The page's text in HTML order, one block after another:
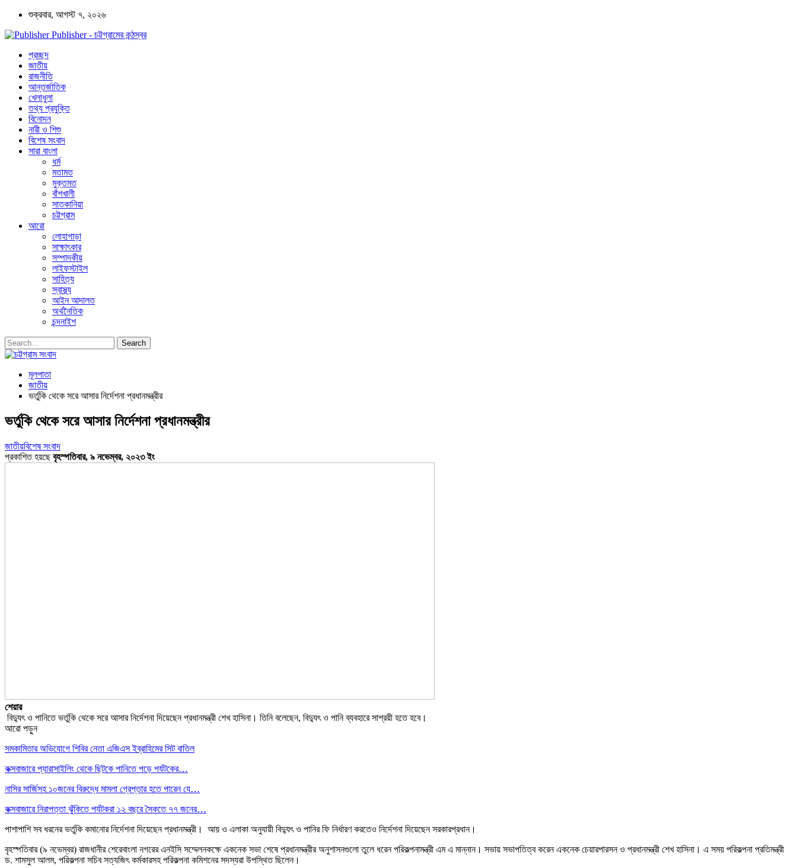
শুক্রবার, আগস্ট ৭, ২০২৬
Publisher - চট্টগ্রামের কন্ঠস্বর
প্রচ্ছদ
জাতীয়
রাজনীতি
আন্তর্জাতিক
খেলাধুলা
তথ্য প্রযুক্তি
বিনোদন
নারী ও শিশু
বিশেষ সংবাদ
সারা বাংলা
ধর্ম
মতামত
মুক্তমত
বাঁশখালী
সাতকানিয়া
চট্টগ্রাম
আরো
লোহাগাড়া
সাক্ষাৎকার
সম্পাদকীয়
লাইফস্টাইল
সাহিত্য
স্বাস্থ্য
আইন আদালত
অর্থনৈতিক
চন্দনাইশ
মূলপাতা
জাতীয়
ভর্তুকি থেকে সরে আসার নির্দেশনা প্রধানমন্ত্রীর
ভর্তুকি থেকে সরে আসার নির্দেশনা প্রধানমন্ত্রীর
জাতীয়বিশেষ সংবাদ
প্রকাশিত হয়ছেবৃহস্পতিবার, ৯ নভেম্বর, ২০২৩ ইং
শেয়ার
বিদ্যুৎ ও পানিতে ভর্তুকি থেকে সরে আসার নির্দেশনা দিয়েছেন প্রধানমন্ত্রী শেখ হাসিনা। তিনি বলেছেন, বিদ্যুৎ ও পানি ব্যবহারে সাশ্রয়ী হতে হবে।
আরো পড়ুন
সমকামিতার অভিযোগে শিবির নেতা এজিএস ইব্রাহিমের সিট বাতিল
কক্সবাজারে প্যারাসাইলিং থেকে ছিটকে পানিতে পড়ে পর্যটকের…
নাসির সার্জিসহ ১০জনের বিরুদ্ধে মামলা গ্রেপ্তার হতে পারেন যে…
কক্সবাজারে নিরাপত্তা ঝুঁকিতে পর্যটকরা ১২ বছরে সৈকতে ৭৭ জনের…
পাশাপাশি সব ধরনের ভর্তুকি কমানোর নির্দেশনা দিয়েছেন প্রধানমন্ত্রী। আয় ও এলাকা অনুযায়ী বিদ্যুৎ ও পানির ফি নির্ধারণ করতেও নির্দেশনা দিয়েছেন সরকারপ্রধান।
বৃহস্পতিবার (৯ নভেম্বর) রাজধানীর শেরেবাংলা নগরের এনইসি সম্মেলনকক্ষে একনেক সভা শেষে প্রধানমন্ত্রীর অনুশাসনগুলো তুলে ধরেন পরিকল্পনামন্ত্রী এম এ মান্নান। সভায় সভাপতিত্ব করেন একনেক চেয়ারপারসন ও প্রধানমন্ত্রী শেখ হাসিনা। এ সময় পরিকল্পনা প্রতিমন্ত্রী
ড. শামসুল আলম, পরিকল্পনা সচিব সত্যজিৎ কর্মকারসহ পরিকল্পনা কমিশনের সদস্যরা উপস্থিত ছিলেন।